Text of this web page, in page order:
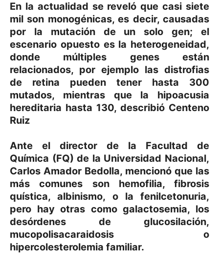
En la actualidad se reveló que casi siete
mil son monogénicas, es decir, causadas
por la mutación de un solo gen; el
escenario opuesto es la heterogeneidad,
donde múltiples genes están
relacionados, por ejemplo las distrofias
de retina pueden tener hasta 300
mutados, mientras que la hipoacusia
hereditaria hasta 130, describió Centeno
Ruiz
Ante el director de la Facultad de
Química (FQ) de la Universidad Nacional,
Carlos Amador Bedolla, mencionó que las
más comunes son hemofilia, fibrosis
quística, albinismo, o la fenilcetonuria,
pero hay otras como galactosemia, los
desórdenes de glucosilación,
mucopolisacaraidosis o
hipercolesterolemia familiar.